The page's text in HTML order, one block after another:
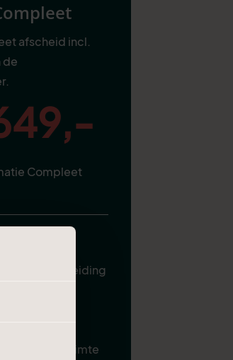
afscheid incl.
de
Compleet
ter begeleiding